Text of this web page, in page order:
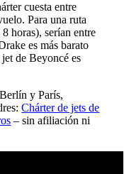
cuesta entre
Para una ruta
horas), serían entre
es más barato
de Beyoncé es
y París,
Chárter de jets de
– sin afiliación ni